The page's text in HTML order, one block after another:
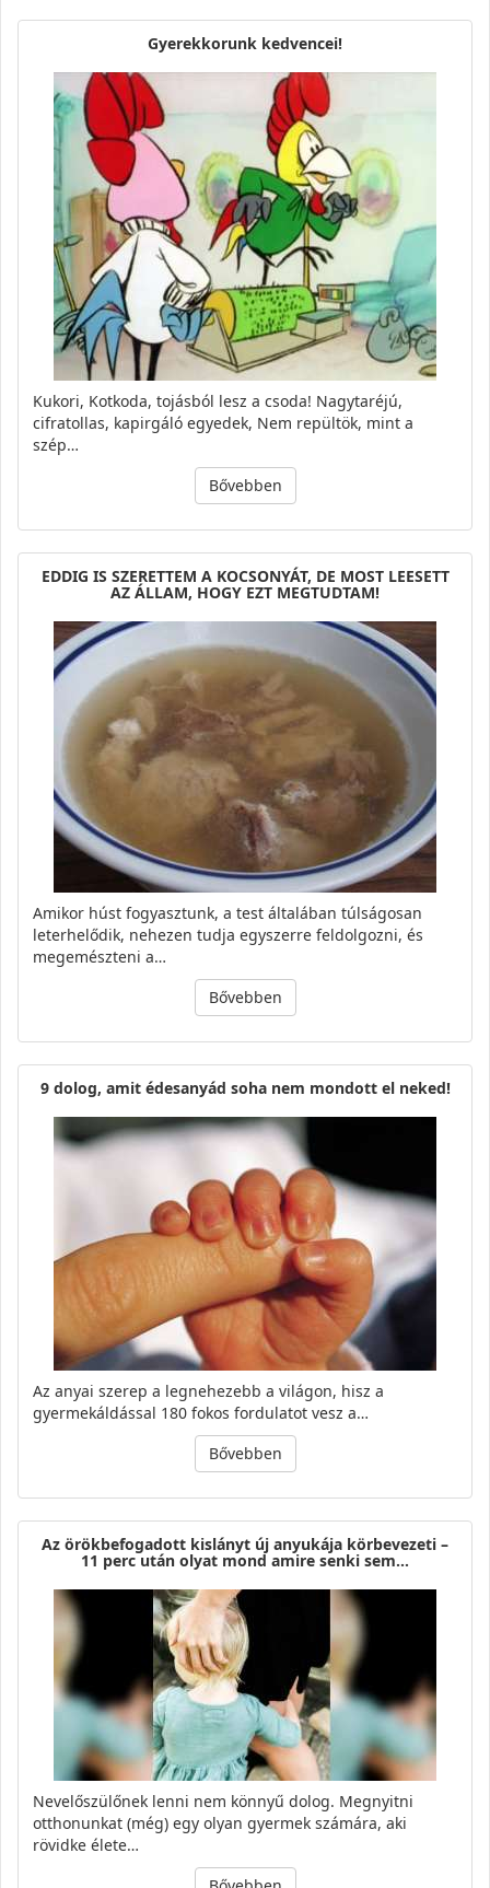
Gyerekkorunk kedvencei!
Kukori, Kotkoda, tojásból lesz a csoda! Nagytaréjú,
cifratollas, kapirgáló egyedek, Nem repültök, mint a
szép…
Bővebben
EDDIG IS SZERETTEM A KOCSONYÁT, DE MOST LEESETT
AZ ÁLLAM, HOGY EZT MEGTUDTAM!
Amikor húst fogyasztunk, a test általában túlságosan
leterhelődik, nehezen tudja egyszerre feldolgozni, és
megemészteni a…
Bővebben
9 dolog, amit édesanyád soha nem mondott el neked!
Az anyai szerep a legnehezebb a világon, hisz a
gyermekáldással 180 fokos fordulatot vesz a…
Bővebben
Az örökbefogadott kislányt új anyukája körbevezeti –
11 perc után olyat mond amire senki sem…
Nevelőszülőnek lenni nem könnyű dolog. Megnyitni
otthonunkat (még) egy olyan gyermek számára, aki
rövidke élete…